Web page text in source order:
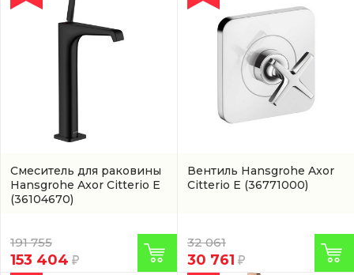
Смеситель для раковины
Hansgrohe Axor Citterio E
(36104670)
191 755
153 404
Вентиль Hansgrohe Axor
Citterio E (36771000)
32 061
30 761